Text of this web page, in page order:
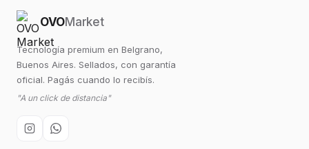
OVOMarket
Tecnología premium en Belgrano,
Buenos Aires. Sellados, con garantía
oficial. Pagás cuando lo recibís.
"A un click de distancia"